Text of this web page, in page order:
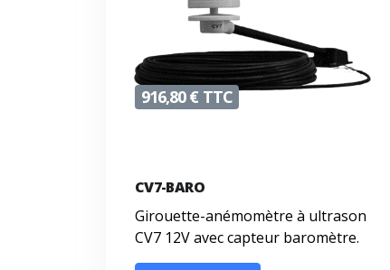
916,80 € TTC
CV7-BARO
Girouette-anémomètre à ultrason
CV7 12V avec capteur baromètre.